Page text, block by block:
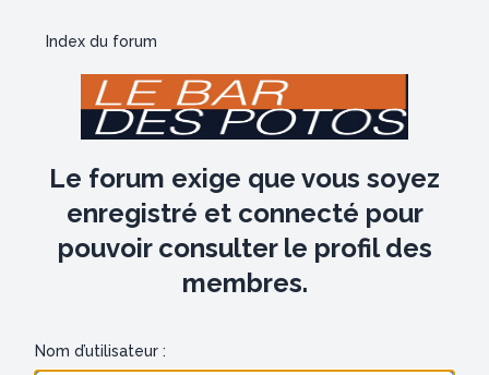
Index du forum
Le forum exige que vous soyez
enregistré et connecté pour
pouvoir consulter le profil des
membres.
Nom d’utilisateur :